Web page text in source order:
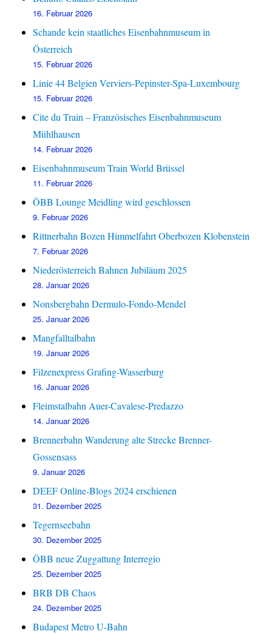
16. Februar 2026
Schande kein staatliches Eisenbahnmuseum in
Österreich
15. Februar 2026
Linie 44 Belgien Verviers-Pepinster-Spa-Luxembourg
15. Februar 2026
Cite du Train – Französisches Eisenbahnmuseum
Mühlhausen
14. Februar 2026
Eisenbahnmuseum Train World Brüssel
11. Februar 2026
ÖBB Lounge Meidling wird geschlossen
9. Februar 2026
Rittnerbahn Bozen Himmelfahrt Oberbozen Klobenstein
7. Februar 2026
Niederösterreich Bahnen Jubiläum 2025
28. Januar 2026
Nonsbergbahn Dermulo-Fondo-Mendel
25. Januar 2026
Mangfalltalbahn
19. Januar 2026
Filzenexpress Grafing-Wasserburg
16. Januar 2026
Fleimstalbahn Auer-Cavalese-Predazzo
14. Januar 2026
Brennerbahn Wanderung alte Strecke Brenner-
Gossensass
9. Januar 2026
DEEF Online-Blogs 2024 erschienen
31. Dezember 2025
Tegernseebahn
30. Dezember 2025
ÖBB neue Zuggattung Interregio
25. Dezember 2025
BRB DB Chaos
24. Dezember 2025
Budapest Metro U-Bahn